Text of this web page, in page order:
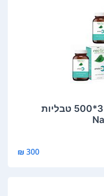
נייצ'רס פרו - Y כלורלה 3*500 טבליות
300 ₪